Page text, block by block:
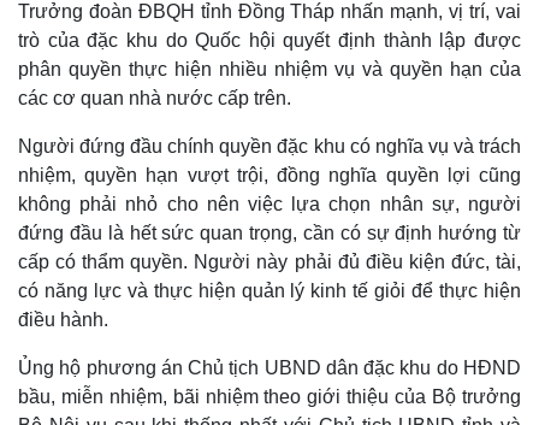
Kinh tế
Bất động sản
Khởi nghiệp
Thị trường
Giá vàng
Tiêu dùng
Trưởng đoàn ĐBQH tỉnh Đồng Tháp nhấn mạnh, vị trí, vai
trò của đặc khu do Quốc hội quyết định thành lập được
phân quyền thực hiện nhiều nhiệm vụ và quyền hạn của
các cơ quan nhà nước cấp trên.
Người đứng đầu chính quyền đặc khu có nghĩa vụ và trách
nhiệm, quyền hạn vượt trội, đồng nghĩa quyền lợi cũng
không phải nhỏ cho nên việc lựa chọn nhân sự, người
đứng đầu là hết sức quan trọng, cần có sự định hướng từ
cấp có thẩm quyền. Người này phải đủ điều kiện đức, tài,
có năng lực và thực hiện quản lý kinh tế giỏi để thực hiện
điều hành.
Ủng hộ phương án Chủ tịch UBND dân đặc khu do HĐND
bầu, miễn nhiệm, bãi nhiệm theo giới thiệu của Bộ trưởng